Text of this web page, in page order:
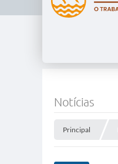
Notícias
Principal